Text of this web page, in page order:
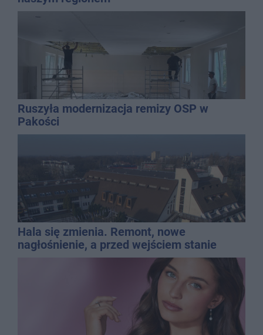
Ruszyła modernizacja remizy OSP w
Pakości
Hala się zmienia. Remont, nowe
nagłośnienie, a przed wejściem stanie
QEMETICA ARENA